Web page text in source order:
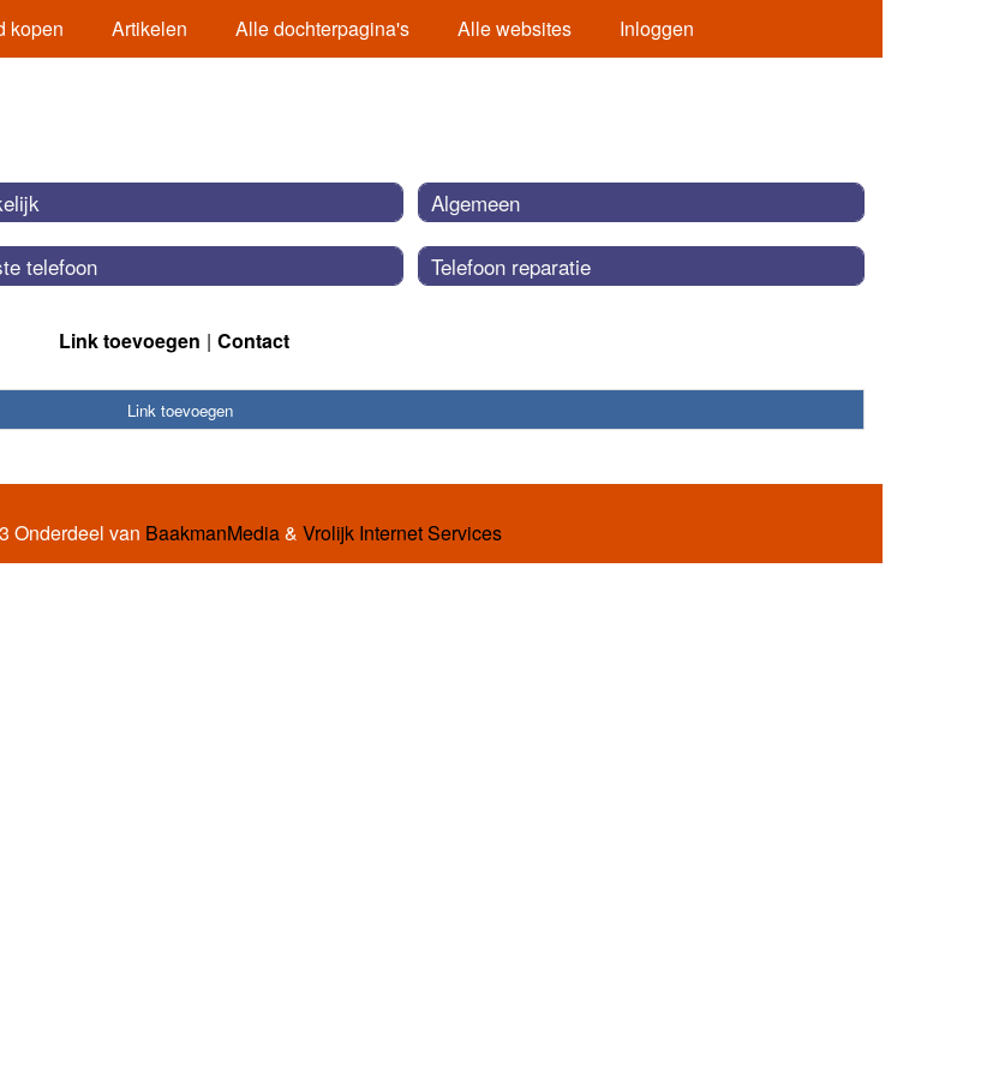
kopen Artikelen Alle dochterpagina's Alle websites Inloggen
telefoon
Algemeen
Telefoon reparatie
Link toevoegen Contact
Link toevoegen
Onderdeel van BaakmanMedia& Vrolijk Internet Services